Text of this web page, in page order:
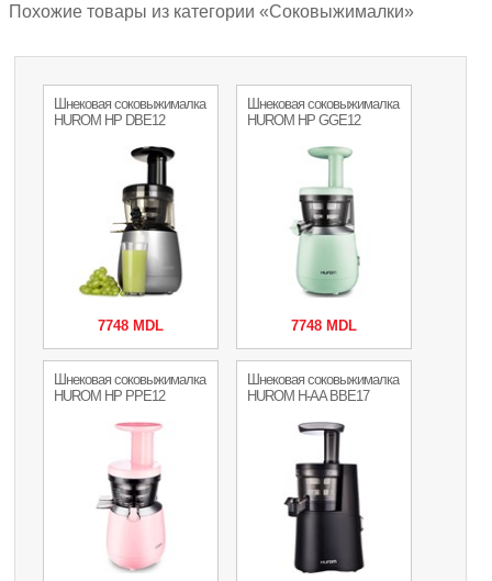
Похожие товары из категории «Соковыжималки»
Шнековая соковыжималка
HUROM HP DBE12
7748 MDL
Шнековая соковыжималка
HUROM HP GGE12
7748 MDL
Шнековая соковыжималка
HUROM HP PPE12
Шнековая соковыжималка
HUROM H-AA BBE17